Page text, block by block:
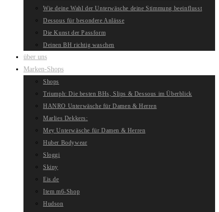
Wie deine Wahl der Unterwäsche deine Stimmung beeinflusst
Dessous für besondere Anlässe
Die Kunst der Passform
Deinen BH richtig waschen
über uns
Marken-Shops
Shops
Triumph: Die besten BHs, Slips & Dessous im Überblick
HANRO Unterwäsche für Damen & Herren
Marlies Dekkers:
Mey Unterwäsche für Damen & Herren
Huber Bodywear
Sloggi
Skiny
Eis.de
Item m6-Shop
Hudson